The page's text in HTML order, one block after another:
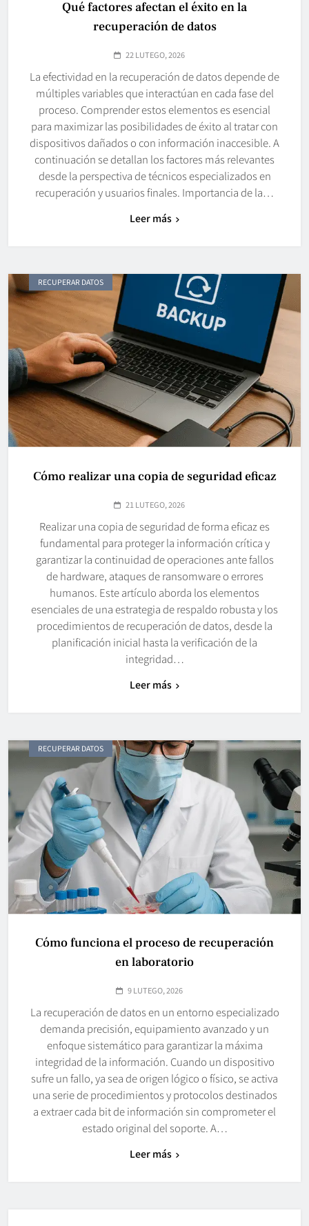
Qué factores afectan el éxito en la
recuperación de datos
22 LUTEGO, 2026
La efectividad en la recuperación de datos depende de
múltiples variables que interactúan en cada fase del
proceso. Comprender estos elementos es esencial
para maximizar las posibilidades de éxito al tratar con
dispositivos dañados o con información inaccesible. A
continuación se detallan los factores más relevantes
desde la perspectiva de técnicos especializados en
recuperación y usuarios finales. Importancia de la…
Leer más
RECUPERAR DATOS
Cómo realizar una copia de seguridad eficaz
21 LUTEGO, 2026
Realizar una copia de seguridad de forma eficaz es
fundamental para proteger la información crítica y
garantizar la continuidad de operaciones ante fallos
de hardware, ataques de ransomware o errores
humanos. Este artículo aborda los elementos
esenciales de una estrategia de respaldo robusta y los
procedimientos de recuperación de datos, desde la
planificación inicial hasta la verificación de la
integridad…
Leer más
RECUPERAR DATOS
Cómo funciona el proceso de recuperación
en laboratorio
9 LUTEGO, 2026
La recuperación de datos en un entorno especializado
demanda precisión, equipamiento avanzado y un
enfoque sistemático para garantizar la máxima
integridad de la información. Cuando un dispositivo
sufre un fallo, ya sea de origen lógico o físico, se activa
una serie de procedimientos y protocolos destinados
a extraer cada bit de información sin comprometer el
estado original del soporte. A…
Leer más